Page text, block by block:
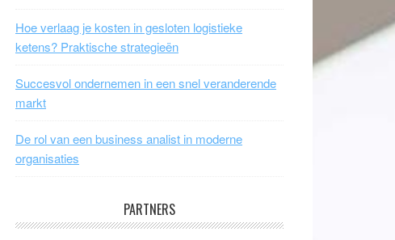
Hoe verlaag je kosten in gesloten logistieke
ketens? Praktische strategieën
Succesvol ondernemen in een snel veranderende
markt
De rol van een business analist in moderne
organisaties
PARTNERS